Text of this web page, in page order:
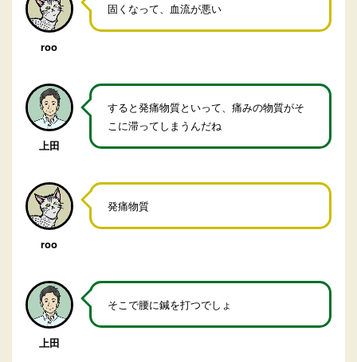
roo
固くなって、血流が悪い
上田
すると発痛物質といって、痛みの物質がそ
こに滞ってしまうんだね
roo
発痛物質
上田
そこで腰に鍼を打つでしょ